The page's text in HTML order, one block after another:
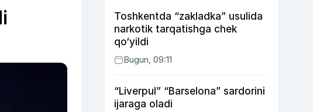
Toshkentda “zakladka” usulida
narkotik tarqatishga chek
qo‘yildi
Bugun, 09:11
“Liverpul” “Barselona” sardorini
ijaraga oladi